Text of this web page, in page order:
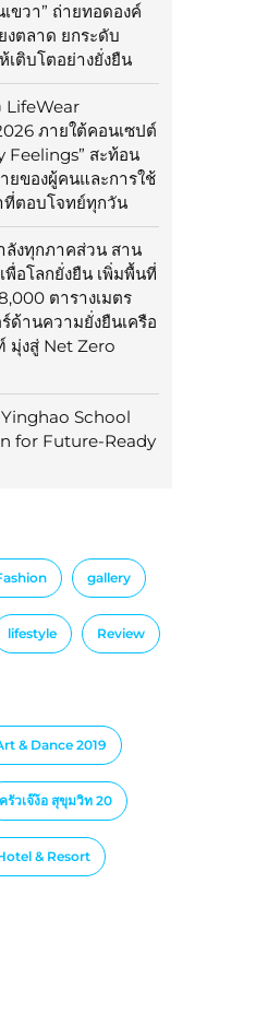
ขวา” ถ่ายทอดองค์
งตลาด ยกระดับ
เติบโตอย่างยั่งยืน
LifeWear
ภายใต้คอนเซปต์
Feelings” สะท้อน
ยของผู้คนและการใช้
ที่ตอบโจทย์ทุกวัน
งทุกภาคส่วน สาน
พื่อโลกยั่งยืน เพิ่มพื้นที่
ตารางเมตร
ด้านความยั่งยืนเครือ
มุ่งสู่ Net Zero
School
for Future-Ready
gallery
lifestyle Review
& Dance 2019
ครัวเจ๊ง้อ สุขุมวิท 20
& Resort